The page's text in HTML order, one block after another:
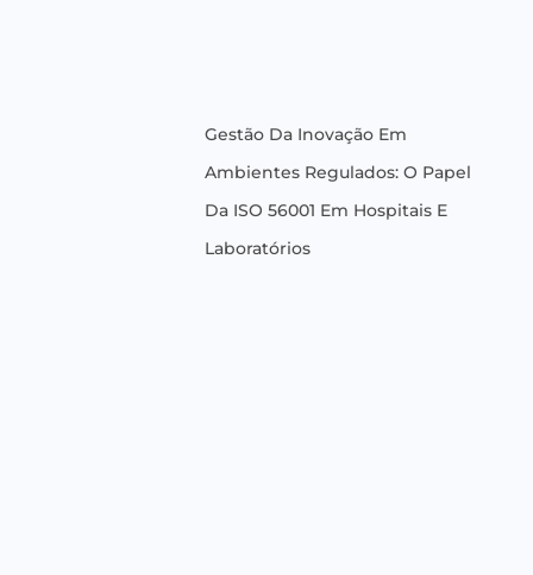
Gestão Da Inovação Em
Ambientes Regulados: O Papel
Da ISO 56001 Em Hospitais E
Laboratórios